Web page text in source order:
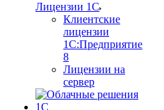
Лицензии 1С
Клиентские
лицензии
1С:Предприятие
8
Лицензии на
сервер